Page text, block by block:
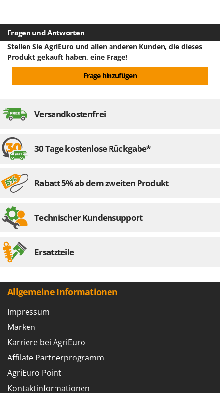
Fragen und Antworten
Stellen Sie AgriEuro und allen anderen Kunden, die dieses
Produkt gekauft haben, eine Frage!
Frage hinzufügen
Versandkostenfrei
30 Tage kostenlose Rückgabe*
Rabatt 5% ab dem zweiten Produkt
Technischer Kundensupport
Ersatzteile
Allgemeine Informationen
Impressum
Marken
Karriere bei AgriEuro
Affilate Partnerprogramm
AgriEuro Point
Kontaktinformationen